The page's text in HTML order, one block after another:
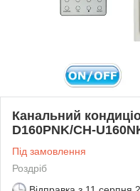
Канальний
D160PNK/CH-
Під замовлення
Роздріб